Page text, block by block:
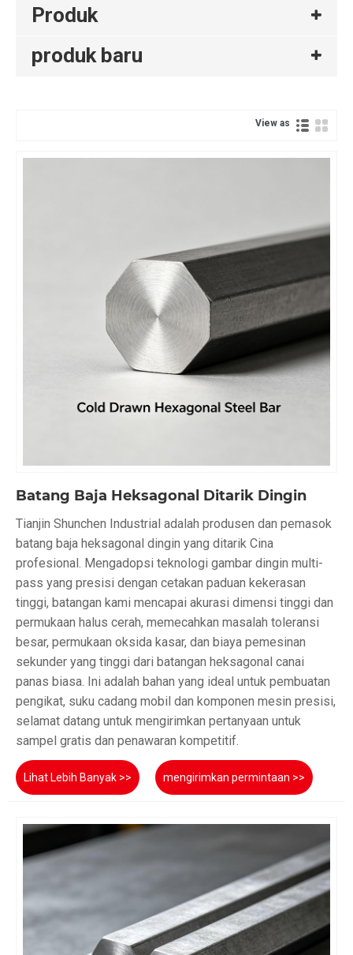
Produk
produk baru
View as
Batang Baja Heksagonal Ditarik Dingin
Tianjin Shunchen Industrial adalah produsen dan pemasok
batang baja heksagonal dingin yang ditarik Cina
profesional. Mengadopsi teknologi gambar dingin multi-
pass yang presisi dengan cetakan paduan kekerasan
tinggi, batangan kami mencapai akurasi dimensi tinggi dan
permukaan halus cerah, memecahkan masalah toleransi
besar, permukaan oksida kasar, dan biaya pemesinan
sekunder yang tinggi dari batangan heksagonal canai
panas biasa. Ini adalah bahan yang ideal untuk pembuatan
pengikat, suku cadang mobil dan komponen mesin presisi,
selamat datang untuk mengirimkan pertanyaan untuk
sampel gratis dan penawaran kompetitif.
Lihat Lebih Banyak >> mengirimkan permintaan >>